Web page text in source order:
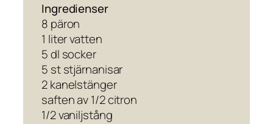
Ingredienser
8 päron
1 liter vatten
5 dl socker
5 st stjärnanisar
2 kanelstänger
saften av 1/2 citron
1/2 vaniljstång